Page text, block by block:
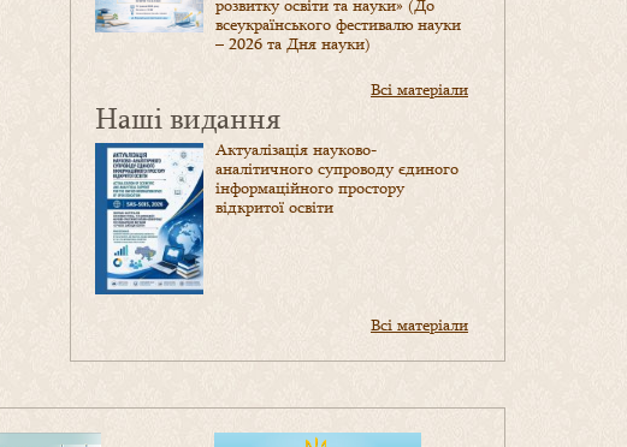
розвитку освіти та науки» (До
всеукраїнського фестивалю науки
– 2026 та Дня науки)
Всі матеріали
Наші видання
Актуалізація науково-
аналітичного супроводу єдиного
інформаційного простору
відкритої освіти
Всі матеріали